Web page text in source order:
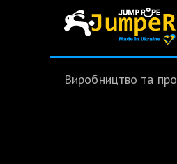
Виробництво та